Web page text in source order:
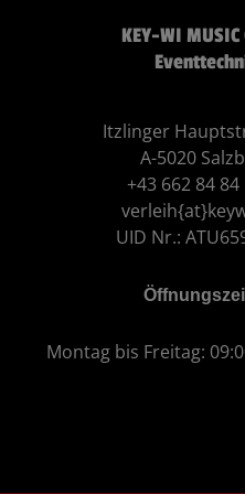
KEY-WI MUSIC
Itzlinger
A-5020
+43 662 84 84
UID Nr.:
Montag bis Freitag: